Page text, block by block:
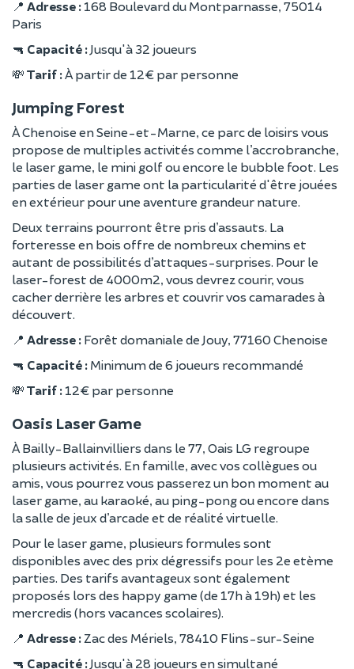
📍 Adresse :168 Boulevard du Montparnasse, 75014
Paris
🔫 Capacité : Jusqu'à 32 joueurs
💸 Tarif :À partir de 12 € par personne
Jumping Forest
À Chenoise en Seine-et-Marne, ce parc de loisirs vous
propose de multiples activités comme l’accrobranche,
le laser game, le mini golf ou encore le bubble foot. Les
parties de laser game ont la particularité d'être jouées
en extérieur pour une aventure grandeur nature.
Deux terrains pourront être pris d’assauts. La
forteresse en bois offre de nombreux chemins et
autant de possibilités d’attaques-surprises. Pour le
laser-forest de 4000m2, vous devrez courir, vous
cacher derrière les arbres et couvrir vos camarades à
découvert.
📍 Adresse : Forêt domaniale de Jouy, 77160 Chenoise
🔫 Capacité : Minimum de 6 joueurs recommandé
💸 Tarif :12 € par personne
Oasis Laser Game
À Bailly-Ballainvilliers dans le 77, Oais LG regroupe
plusieurs activités. En famille, avec vos collègues ou
amis, vous pourrez vous passerez un bon moment au
laser game, au karaoké, au ping-pong ou encore dans
la salle de jeux d’arcade et de réalité virtuelle.
Pour le laser game, plusieurs formules sont
disponibles avec des prix dégressifs pour les 2e etème
parties. Des tarifs avantageux sont également
proposés lors des happy game (de 17h à 19h) et les
mercredis (hors vacances scolaires).
📍 Adresse : Zac des Mériels, 78410 Flins-sur-Seine
🔫 Capacité : Jusqu'à 28 joueurs en simultané